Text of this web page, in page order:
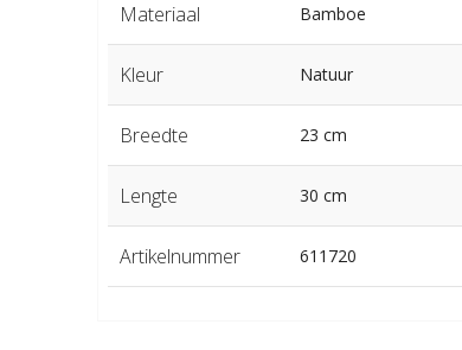
Materiaal Bamboe
Kleur Natuur
Breedte 23 cm
Lengte 30 cm
Artikelnummer 611720